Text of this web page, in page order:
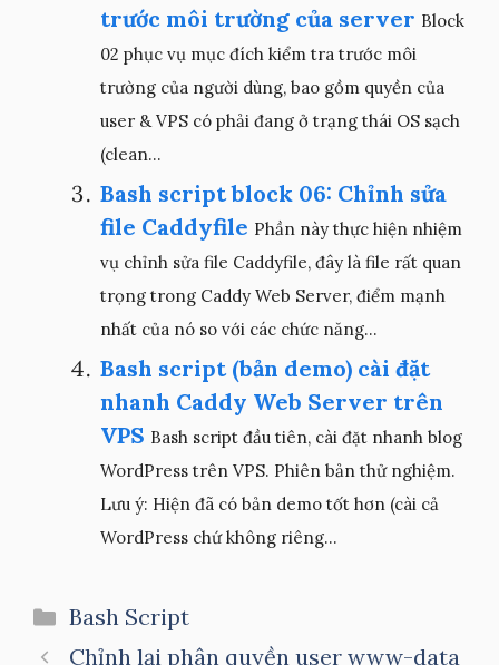
trước môi trường của server Block
02 phục vụ mục đích kiểm tra trước môi
trường của người dùng, bao gồm quyền của
user & VPS có phải đang ở trạng thái OS sạch
(clean...
Bash script block 06: Chỉnh sửa
file Caddyfile Phần này thực hiện nhiệm
vụ chỉnh sửa file Caddyfile, đây là file rất quan
trọng trong Caddy Web Server, điểm mạnh
nhất của nó so với các chức năng...
Bash script (bản demo) cài đặt
nhanh Caddy Web Server trên
VPS Bash script đầu tiên, cài đặt nhanh blog
WordPress trên VPS. Phiên bản thử nghiệm.
Lưu ý: Hiện đã có bản demo tốt hơn (cài cả
WordPress chứ không riêng...
Danh
mục
Bash Script
Chỉnh lại phân quyền user www-data